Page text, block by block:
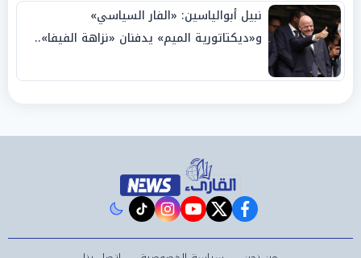
نبيل أبوالياسين: «الفار السياسي»
و«ديكتاتورية الميم» يدفنان «نزاهة الفيفا»..
facebook
twitter
youtube
instagram
tiktok